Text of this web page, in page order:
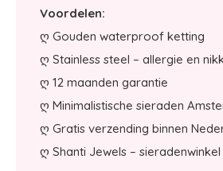
Voordelen:
ღ Gouden waterproof ketting
ღ Stainless steel – allergie en
ღ 12 maanden garantie
ღ Minimalistische sieraden
ღ Gratis verzending binnen
ღ Shanti Jewels –